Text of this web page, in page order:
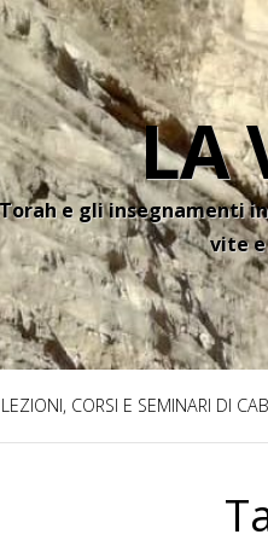
LA
e gli insegnamenti
vite
LEZIONI, CORSI E SEMINARI DI